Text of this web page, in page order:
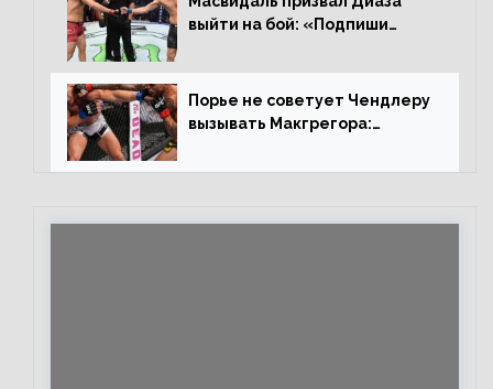
выйти на бой: «Подпиши
повторим»
Порье не советует Чендлеру
вызывать Макгрегора:
каждом бою, а Конор умеет